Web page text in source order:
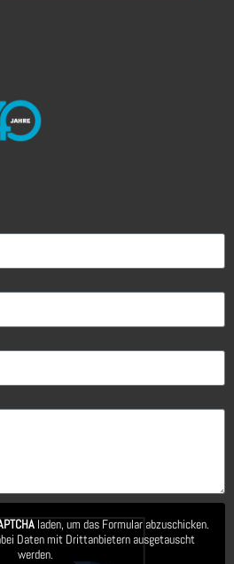
laden, um das Formular abzuschicken.
Daten mit Drittanbietern ausgetauscht
werden.